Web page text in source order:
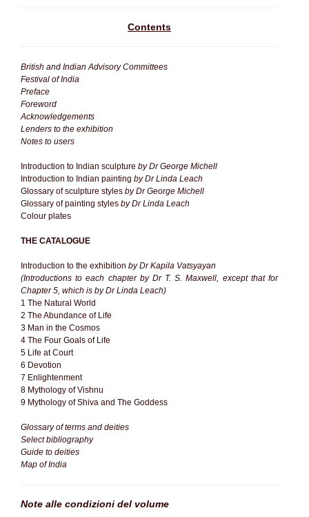
Contents
British and Indian Advisory Committees
Festival of India
Preface
Foreword
Acknowledgements
Lenders to the exhibition
Notes to users
Introduction to Indian sculpture by Dr George Michell
Introduction to Indian painting by Dr Linda Leach
Glossary of sculpture styles by Dr George Michell
Glossary of painting styles by Dr Linda Leach
Colour plates
THE CATALOGUE
Introduction to the exhibition by Dr Kapila Vatsyayan
(Introductions to each chapter by Dr T. S. Maxwell, except that for
Chapter 5, which is by Dr Linda Leach)
1 The Natural World
2 The Abundance of Life
3 Man in the Cosmos
4 The Four Goals of Life
5 Life at Court
6 Devotion
7 Enlightenment
8 Mythology of Vishnu
9 Mythology of Shiva and The Goddess
Glossary of terms and deities
Select bibliography
Guide to deities
Map of India
Note alle condizioni del volume